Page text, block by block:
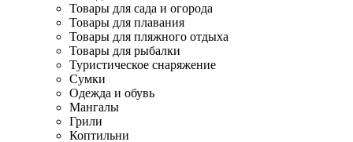
Товары для сада и огорода
Товары для плавания
Товары для пляжного отдыха
Товары для рыбалки
Туристическое снаряжение
Сумки
Одежда и обувь
Мангалы
Грили
Коптильни